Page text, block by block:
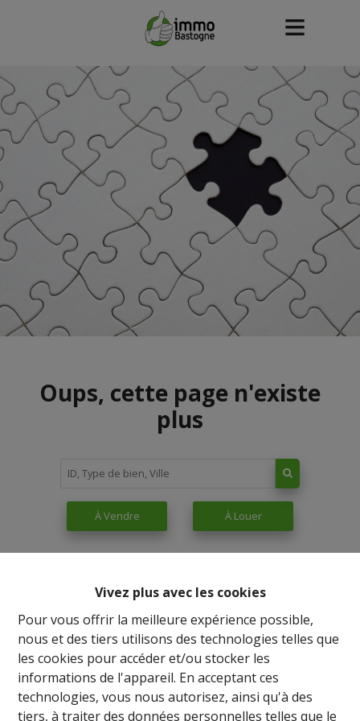
Vivez plus avec les cookies
Pour vous offrir la meilleure expérience possible,
nous et des tiers utilisons des technologies telles que
les cookies pour accéder et/ou stocker les
informations de l'appareil. En acceptant ces
technologies, vous nous autorisez, ainsi qu'à des
tiers, à traiter des données personnelles telles que le
Oups, cette page n'existe
plus
À Vendre À Louer